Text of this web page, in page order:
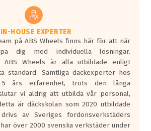
hjulbultarna.
förare alltid ska ha koll på lufttrycket i
fälgar är kompatibla med TPMS
IN-HOUSE EXPERTER
på ABS Wheels finns här för att när
dig med individuella lösningar.
ABS Wheels är alla utbildade enligt
standard. Samtliga däckexperter hos
års erfarenhet, trots den långa
vi aldrig att utbilda vår personal,
är däckskolan som 2020 utbildade
drivs av Sveriges fordonsverkstäders
över 2000 svenska verkstäder under